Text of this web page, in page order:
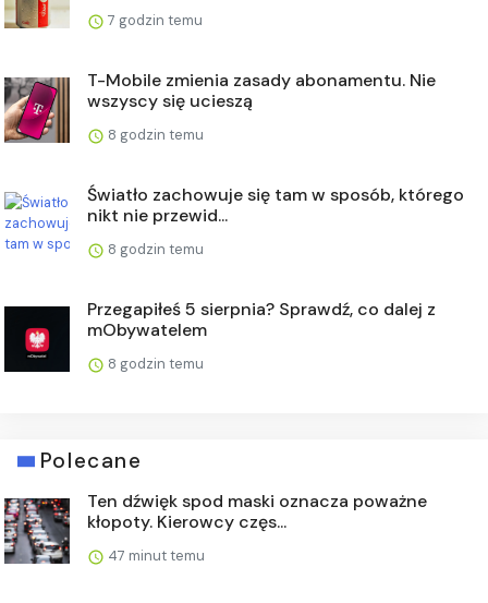
7 godzin temu
T-Mobile zmienia zasady abonamentu. Nie
wszyscy się ucieszą
8 godzin temu
Światło zachowuje się tam w sposób, którego
nikt nie przewid...
8 godzin temu
Przegapiłeś 5 sierpnia? Sprawdź, co dalej z
mObywatelem
8 godzin temu
Polecane
Ten dźwięk spod maski oznacza poważne
kłopoty. Kierowcy częs...
47 minut temu